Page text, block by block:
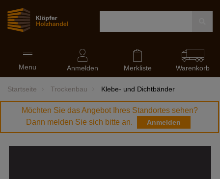
Navigation
ein-
und
ausblenden
Menu Anmelden Merkliste Warenkorb
Startseite Trockenbau Klebe- und Dichtbänder
Möchten Sie das Angebot Ihres Standortes sehen?
Dann melden Sie sich bitte an.
Anmelden